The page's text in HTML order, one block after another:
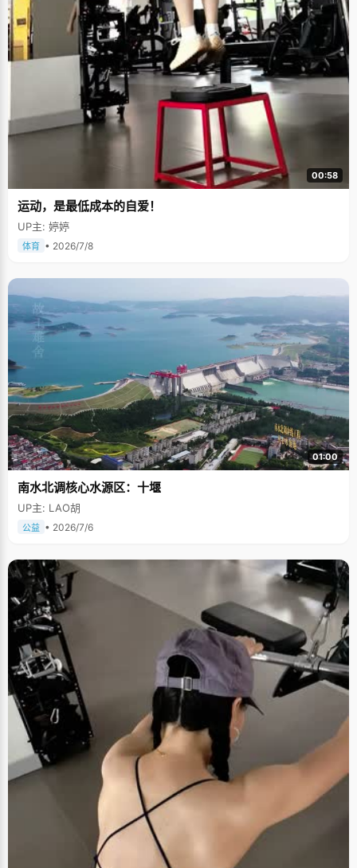
00:58
运动，是最低成本的自爱！
UP主: 婷婷
体育 • 2026/7/8
01:00
南水北调核心水源区：十堰
UP主: LAO胡
公益 • 2026/7/6